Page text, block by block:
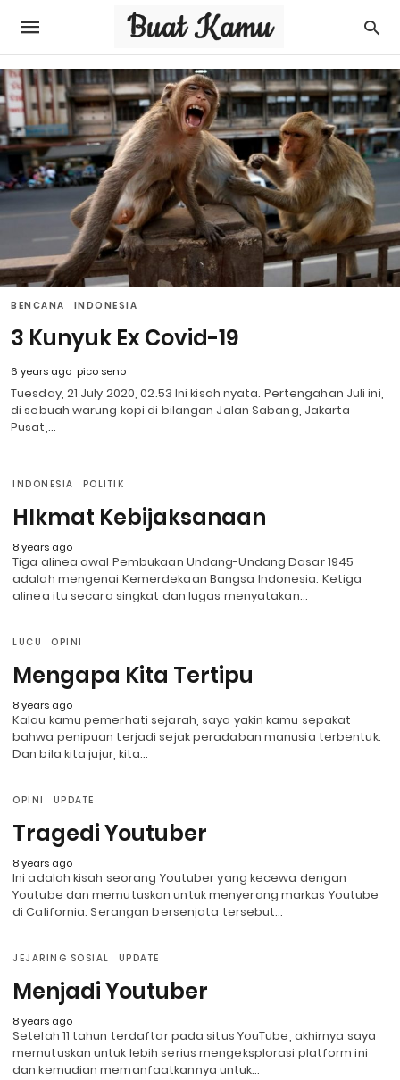
BENCANA INDONESIA
3 Kunyuk Ex Covid-19
6 years ago pico seno
Tuesday, 21 July 2020, 02.53 Ini kisah nyata. Pertengahan Juli ini,
di sebuah warung kopi di bilangan Jalan Sabang, Jakarta
Pusat,…
INDONESIA POLITIK
HIkmat Kebijaksanaan
8 years ago
Tiga alinea awal Pembukaan Undang-Undang Dasar 1945
adalah mengenai Kemerdekaan Bangsa Indonesia. Ketiga
alinea itu secara singkat dan lugas menyatakan…
LUCU OPINI
Mengapa Kita Tertipu
8 years ago
Kalau kamu pemerhati sejarah, saya yakin kamu sepakat
bahwa penipuan terjadi sejak peradaban manusia terbentuk.
Dan bila kita jujur, kita…
OPINI UPDATE
Tragedi Youtuber
8 years ago
Ini adalah kisah seorang Youtuber yang kecewa dengan
Youtube dan memutuskan untuk menyerang markas Youtube
di California. Serangan bersenjata tersebut…
JEJARING SOSIAL UPDATE
Menjadi Youtuber
8 years ago
Setelah 11 tahun terdaftar pada situs YouTube, akhirnya saya
memutuskan untuk lebih serius mengeksplorasi platform ini
dan kemudian memanfaatkannya untuk…